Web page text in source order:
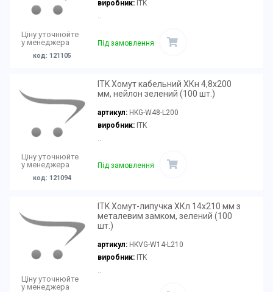
Ціну уточнюйте
у менеджера
код: 121105
виробник:ITK
..
Під замовлення
Ціну уточнюйте
у менеджера
код: 121094
ITK Хомут кабельний ХКн 4,8х200
мм, нейлон зелений (100 шт.)
артикул: HKG-W48-L200
виробник:ITK
..
Під замовлення
Ціну уточнюйте
у менеджера
ITK Хомут-липучка ХКл 14х210 мм з
металевим замком, зелений (100
шт.)
артикул: HKVG-W14-L210
виробник:ITK
..